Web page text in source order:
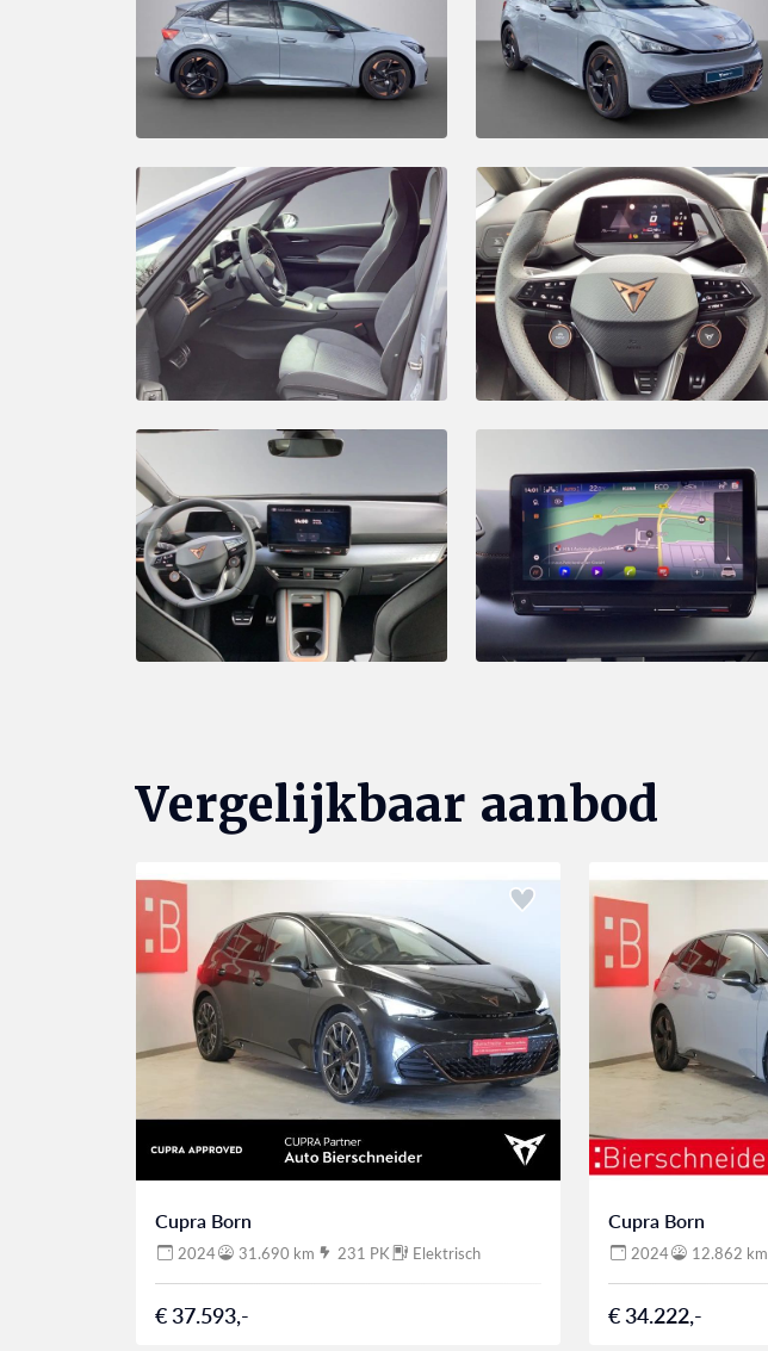
Vergelijkbaar aanbod
Cupra Born
2024 31.690 km 231 PK Elektrisch
€ 37.593,-
Cupra Born
2024 12.862 km
€ 34.222,-